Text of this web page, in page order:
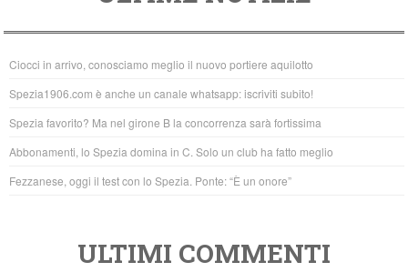
e
b
o
o
k
er s
A
p
p
Ciocci in arrivo, conosciamo meglio il nuovo portiere aquilotto
Spezia1906.com è anche un canale whatsapp: iscriviti subito!
Spezia favorito? Ma nel girone B la concorrenza sarà fortissima
Abbonamenti, lo Spezia domina in C. Solo un club ha fatto meglio
Fezzanese, oggi il test con lo Spezia. Ponte: “È un onore”
ULTIMI COMMENTI